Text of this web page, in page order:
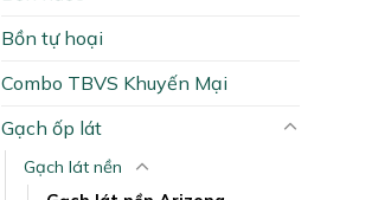
Bồn tự hoại
Combo TBVS Khuyến Mại
Gạch ốp lát
Gạch lát nền